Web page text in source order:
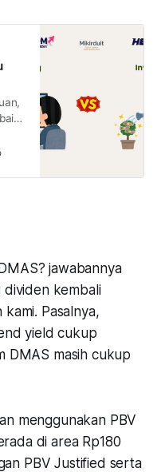
jawabannya
kembali
Pasalnya,
yield cukup
DMAS masih cukup
menggunakan PBV
di area Rp180
PBV Justified serta